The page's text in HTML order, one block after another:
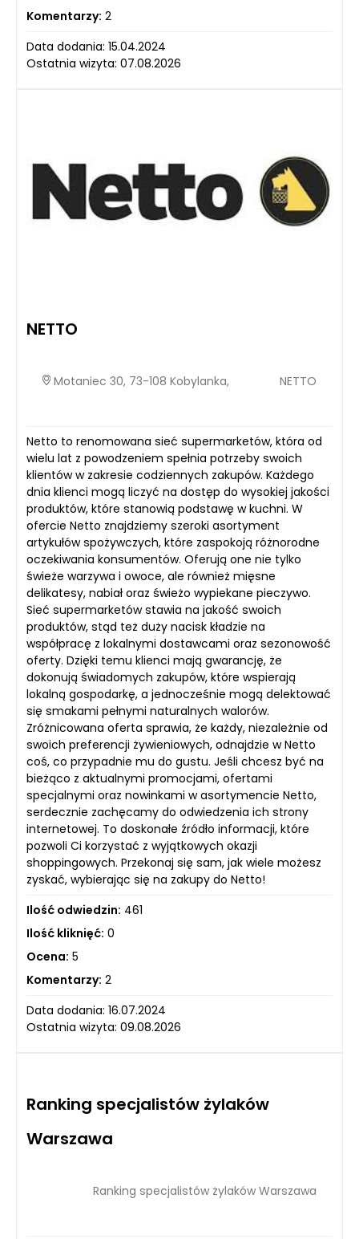
Komentarzy: 2
Data dodania: 15.04.2024
Ostatnia wizyta: 07.08.2026
NETTO
Motaniec 30, 73-108 Kobylanka, NETTO
Netto to renomowana sieć supermarketów, która od
wielu lat z powodzeniem spełnia potrzeby swoich
klientów w zakresie codziennych zakupów. Każdego
dnia klienci mogą liczyć na dostęp do wysokiej jakości
produktów, które stanowią podstawę w kuchni. W
ofercie Netto znajdziemy szeroki asortyment
artykułów spożywczych, które zaspokoją różnorodne
oczekiwania konsumentów. Oferują one nie tylko
świeże warzywa i owoce, ale również mięsne
delikatesy, nabiał oraz świeżo wypiekane pieczywo.
Sieć supermarketów stawia na jakość swoich
produktów, stąd też duży nacisk kładzie na
współpracę z lokalnymi dostawcami oraz sezonowość
oferty. Dzięki temu klienci mają gwarancję, że
dokonują świadomych zakupów, które wspierają
lokalną gospodarkę, a jednocześnie mogą delektować
się smakami pełnymi naturalnych walorów.
Zróżnicowana oferta sprawia, że każdy, niezależnie od
swoich preferencji żywieniowych, odnajdzie w Netto
coś, co przypadnie mu do gustu. Jeśli chcesz być na
bieżąco z aktualnymi promocjami, ofertami
specjalnymi oraz nowinkami w asortymencie Netto,
serdecznie zachęcamy do odwiedzenia ich strony
internetowej. To doskonałe źródło informacji, które
pozwoli Ci korzystać z wyjątkowych okazji
shoppingowych. Przekonaj się sam, jak wiele możesz
zyskać, wybierając się na zakupy do Netto!
Ilość odwiedzin: 461
Ilość kliknięć: 0
Ocena: 5
Komentarzy: 2
Data dodania: 16.07.2024
Ostatnia wizyta: 09.08.2026
Ranking specjalistów żylaków
Warszawa
Ranking specjalistów żylaków Warszawa